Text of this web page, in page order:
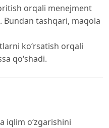
orqali menejment
Bundan tashqari, maqola
ko‘rsatish orqali
qo‘shadi.
iqlim o‘zgarishini